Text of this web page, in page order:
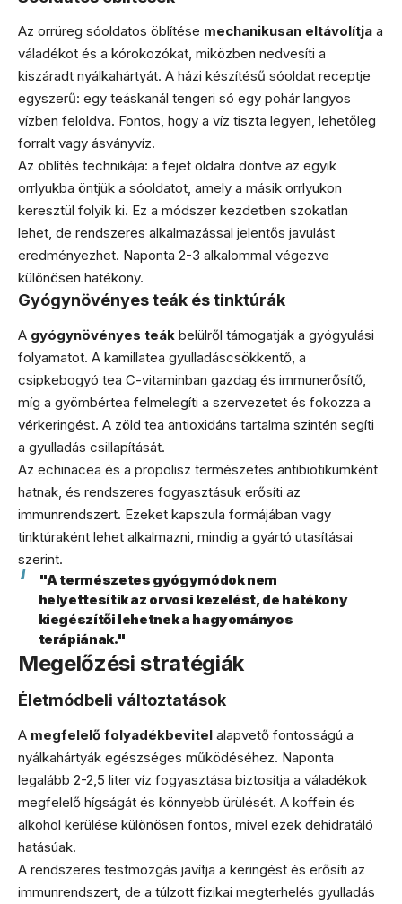
Az orrüreg sóoldatos öblítése mechanikusan eltávolítja a
váladékot és a kórokozókat, miközben nedvesíti a
kiszáradt nyálkahártyát. A házi készítésű sóoldat receptje
egyszerű: egy teáskanál tengeri só egy pohár langyos
vízben feloldva. Fontos, hogy a víz tiszta legyen, lehetőleg
forralt vagy ásványvíz.
Az öblítés technikája: a fejet oldalra döntve az egyik
orrlyukba öntjük a sóoldatot, amely a másik orrlyukon
keresztül folyik ki. Ez a módszer kezdetben szokatlan
lehet, de rendszeres alkalmazással jelentős javulást
eredményezhet. Naponta 2-3 alkalommal végezve
különösen hatékony.
Gyógynövényes teák és tinktúrák
A gyógynövényes teák belülről támogatják a gyógyulási
folyamatot. A kamillatea gyulladáscsökkentő, a
csipkebogyó tea C-vitaminban gazdag és immunerősítő,
míg a gyömbértea felmelegíti a szervezetet és fokozza a
vérkeringést. A zöld tea antioxidáns tartalma szintén segíti
a gyulladás csillapítását.
Az echinacea és a propolisz természetes antibiotikumként
hatnak, és rendszeres fogyasztásuk erősíti az
immunrendszert. Ezeket kapszula formájában vagy
tinktúraként lehet alkalmazni, mindig a gyártó utasításai
szerint.
"A természetes gyógymódok nem
helyettesítik az orvosi kezelést, de hatékony
kiegészítői lehetnek a hagyományos
terápiának."
Megelőzési stratégiák
Életmódbeli változtatások
A megfelelő folyadékbevitel alapvető fontosságú a
nyálkahártyák egészséges működéséhez. Naponta
legalább 2-2,5 liter víz fogyasztása biztosítja a váladékok
megfelelő hígságát és könnyebb ürülését. A koffein és
alkohol kerülése különösen fontos, mivel ezek dehidratáló
hatásúak.
A rendszeres testmozgás javítja a keringést és erősíti az
immunrendszert, de a túlzott fizikai megterhelés gyulladás